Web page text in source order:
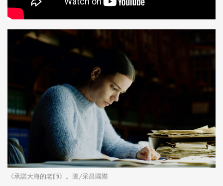
《承諾大海的老師》。圖/采昌國際